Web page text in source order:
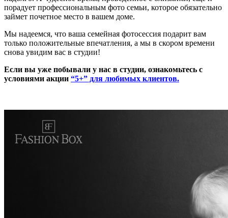
порадует профессиональным фото семьи, которое обязательно
займет почетное место в вашем доме.
Мы надеемся, что ваша семейная фотосессия подарит вам
только положительные впечатления, а мы в скором времени
снова увидим вас в студии!
Если вы уже побывали у нас в студии, ознакомьтесь с
условиями акции “5+” для любимых клиентов.